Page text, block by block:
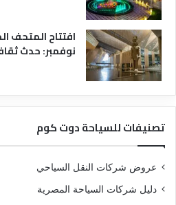
افتتاح المتحف
نوفمبر: حدث
تصنيفات للسياحة دوت كوم
عروض شركات النقل السياحي
دليل شركات السياحة المصرية